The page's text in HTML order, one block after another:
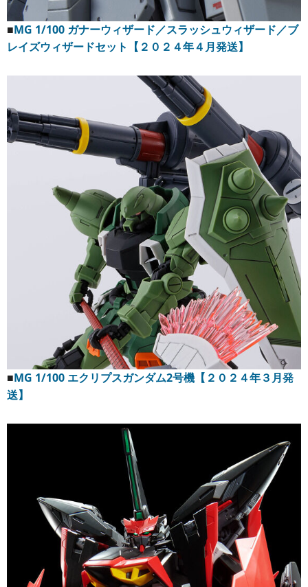
■MG 1/100 ガナーウィザード／スラッシュウィザード／ブ
レイズウィザードセット【２０２４年４月発送】
■MG 1/100 エクリプスガンダム2号機【２０２４年３月発
送】